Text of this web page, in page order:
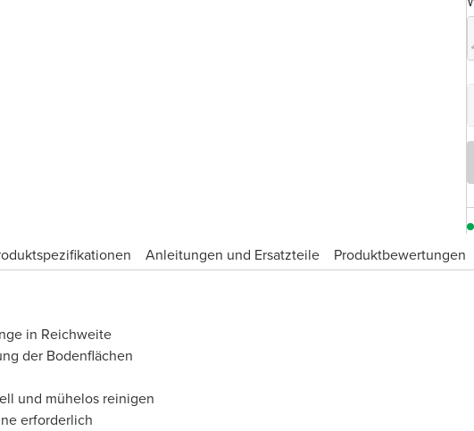
Anleitungen und Ersatzteile Produktbewertungen
in Reichweite
der Bodenflächen
und mühelos reinigen
erforderlich